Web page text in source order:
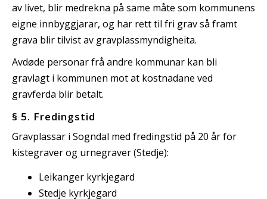
av livet, blir medrekna på same måte som kommunens
eigne innbyggjarar, og har rett til fri grav så framt
grava blir tilvist av gravplassmyndigheita.
Avdøde personar frå andre kommunar kan bli
gravlagt i kommunen mot at kostnadane ved
gravferda blir betalt.
§ 5. Fredingstid
Gravplassar i Sogndal med fredingstid på 20 år for
kistegraver og urnegraver (Stedje):
Leikanger kyrkjegard
Stedje kyrkjegard